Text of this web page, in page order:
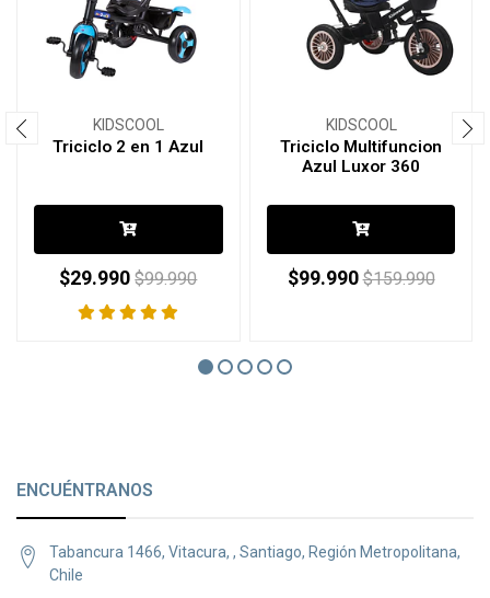
KIDSCOOL
Triciclo 2 en 1 Azul
$29.990 $99.990
KIDSCOOL
Triciclo Multifuncion
Azul Luxor 360
$99.990 $159.990
ENCUÉNTRANOS
Tabancura 1466, Vitacura, , Santiago, Región Metropolitana,
Chile